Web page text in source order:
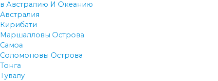
в Австралию И Океанию
Австралия
Кирибати
Маршалловы Острова
Самоа
Соломоновы Острова
Тонга
Тувалу